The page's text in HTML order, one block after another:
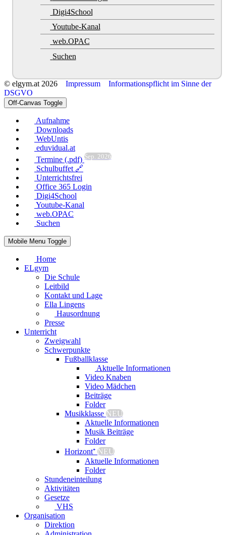
Digi4School
Youtube-Kanal
web.OPAC
Suchen
© elgym.at 2026 Impressum
Informationspflicht im Sinne der
DSGVO
Off-Canvas Toggle
Aufnahme
Downloads
WebUntis
eduvidual.at
Termine (.pdf) Sep. 2026
Schulbuffet 🔗
Unterrichtsfrei
Office 365 Login
Digi4School
Youtube-Kanal
web.OPAC
Suchen
Mobile Menu Toggle
Home
ELgym
Die Schule
Leitbild
Kontakt und Lage
Ella Lingens
Hausordnung
Presse
Unterricht
Zweigwahl
Schwerpunkte
Fußballklasse
Aktuelle Informationen
Video Knaben
Video Mädchen
Beiträge
Folder
Musikklasse NEU
Aktuelle Informationen
Musik Beiträge
Folder
Horizont⁺ NEU
Aktuelle Informationen
Folder
Stundeneinteilung
Aktivitäten
Gesetze
VHS
Organisation
Direktion